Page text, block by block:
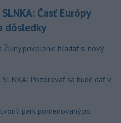
SLNKA: Časť Európy
dôsledky
Žiliny povolenie hľadať si nový
SLNKA: Pozorovať sa bude dať v
park pomenovaný po